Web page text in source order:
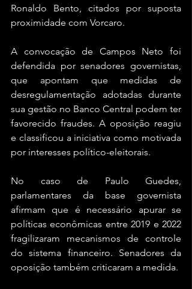
Ronaldo Bento, citados por suposta
proximidade com Vorcaro.
A convocação de Campos Neto foi
defendida por senadores governistas,
que apontam que medidas de
desregulamentação adotadas durante
sua gestão no Banco Central podem ter
favorecido fraudes. A oposição reagiu
e classificou a iniciativa como motivada
por interesses político-eleitorais.
No caso de Paulo Guedes,
parlamentares da base governista
afirmam que é necessário apurar se
políticas econômicas entre 2019 e 2022
fragilizaram mecanismos de controle
do sistema financeiro. Senadores da
oposição também criticaram a medida.